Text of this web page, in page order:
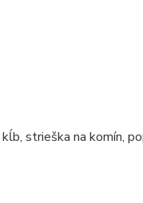
strieška na komín,